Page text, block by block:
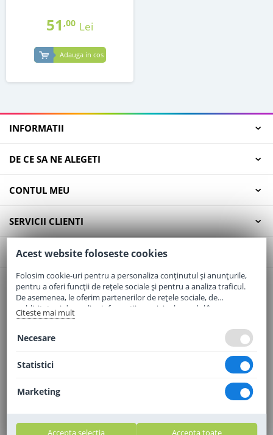
51 ,00 Lei
Adauga in cos
INFORMATII
DE CE SA NE ALEGETI
CONTUL MEU
SERVICII CLIENTI
CONTACT
Email:office@elaptepraf.ro
Telefon:0745-964-449
Adresa:Sos. Borsului, Nr. 20, Oradea, Jud. Bihor
Acest website foloseste cookies
Folosim cookie-uri pentru a personaliza conținutul și anunțurile,
pentru a oferi funcții de rețele sociale și pentru a analiza traficul.
De asemenea, le oferim partenerilor de rețele sociale, de
publicitate și de analize informații cu privire la modul în care
folosiți site-ul nostru. Aceștia le pot combina cu alte informații
Citeste mai mult
Necesare
Statistici
Marketing
Accepta selectia Accepta toate